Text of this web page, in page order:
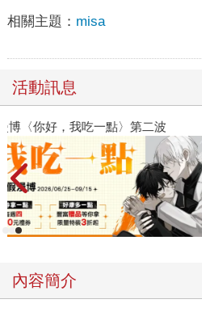
相關主題： misa
活動訊息
金石堂2026海外優惠：電子書
內容簡介